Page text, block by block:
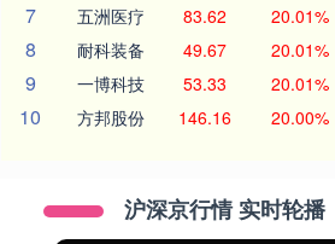
7 五洲医疗 83.62 20.01%
8 耐科装备 49.67 20.01%
9 一博科技 53.33 20.01%
10 方邦股份 146.16 20.00%
沪深京行情 实时轮播